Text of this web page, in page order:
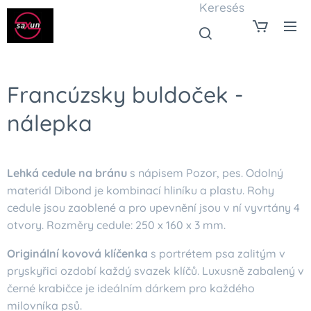
Keresés
Francúzsky buldoček -
nálepka
Lehká cedule na bránu s nápisem Pozor, pes. Odolný
materiál Dibond je kombinací hliníku a plastu. Rohy
cedule jsou zaoblené a pro upevnění jsou v ní vyvrtány 4
otvory. Rozměry cedule: 250 x 160 x 3 mm.
Originální kovová klíčenka s portrétem psa zalitým v
pryskyřici ozdobí každý svazek klíčů. Luxusně zabalený v
černé krabičce je ideálním dárkem pro každého
milovníka psů.